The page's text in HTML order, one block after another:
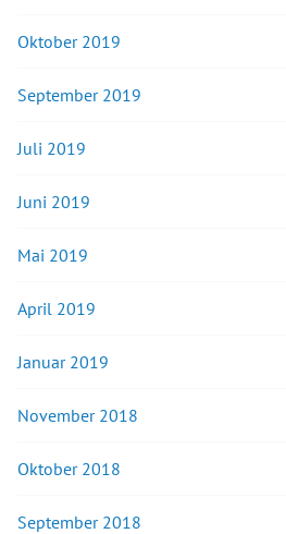
Oktober 2019
September 2019
Juli 2019
Juni 2019
Mai 2019
April 2019
Januar 2019
November 2018
Oktober 2018
September 2018